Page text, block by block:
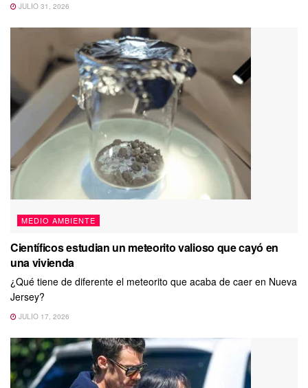
JULIO 31, 2026
MEDIO AMBIENTE
Científicos estudian un meteorito valioso que cayó en
una vivienda
¿Qué tiene de diferente el meteorito que acaba de caer en Nueva
Jersey?
JULIO 17, 2026